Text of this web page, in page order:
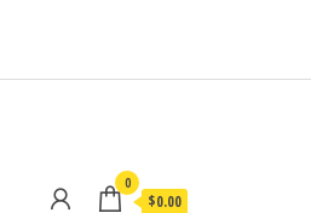
0
$0.00